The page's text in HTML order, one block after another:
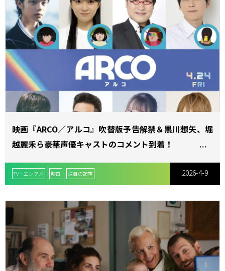
映画『ARCO／アルコ』吹替版予告解禁＆黒川想矢、堀
越麗禾ら豪華声優キャストのコメント到着！
TV・エンタメ 映画 注目の記事 2026-4-9